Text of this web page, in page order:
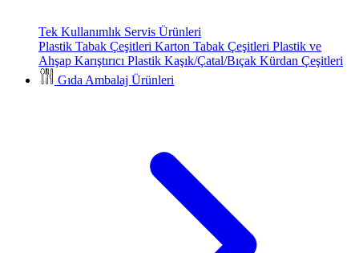
Tek Kullanımlık Servis Ürünleri
Plastik Tabak Çeşitleri Karton Tabak Çeşitleri Plastik ve
Ahşap Karıştırıcı Plastik Kaşık/Çatal/Bıçak Kürdan Çeşitleri
Gıda Ambalaj Ürünleri